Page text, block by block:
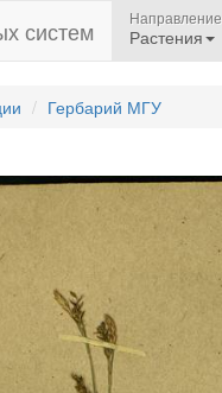
систем Направление
Растения
Гербарий МГУ